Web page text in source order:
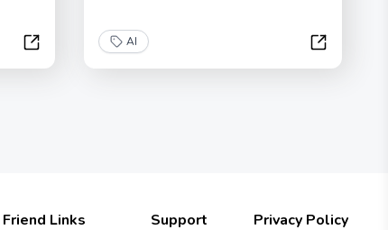
AI时代投资思维
AI
【全面讲
Friend Links Support Privacy Policy